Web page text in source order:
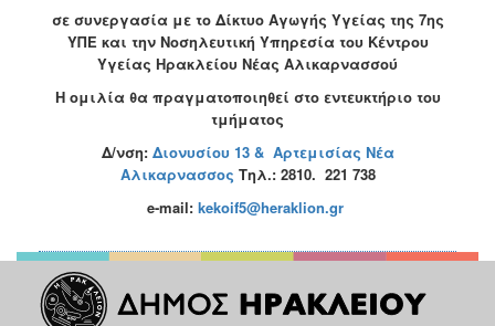
(Κ.Δ.Α.Π.)
Κέντρα
Ημερήσιας
Φροντίδας
Ηλικιωμένων
Κ.Δ.Α.Π.Α.μεΑ.
Αδειοδότηση
Βρεφονηπιακών
Σταθμών
Δημοτικό
σε συνεργασία με το Δίκτυο Αγωγής Υγείας της 7ης
ΥΠΕ και την Νοσηλευτική Υπηρεσία του Κέντρου
Υγείας Ηρακλείου Νέας Αλικαρνασσού
Η ομιλία θα πραγματοποιηθεί στο εντευκτήριο του
τμήματος
Δ/νση: Διονυσίου 13 & Αρτεμισίας Νέα
Αλικαρνασσος Τηλ.: 2810. 221 738
e-mail: kekoif5@heraklion.gr